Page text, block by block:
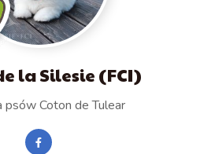
la Silesie (FCI)
psów Coton de Tulear